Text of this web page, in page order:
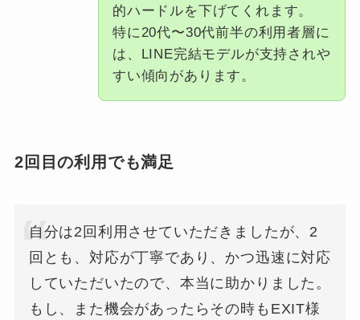
的ハードルを下げてくれます。
特に20代〜30代前半の利用者層に
は、LINE完結モデルが支持されや
すい傾向があります。
2回目の利用でも満足
自分は2回利用させていただきましたが、2
回とも、対応が丁寧であり、かつ迅速に対応
していただいたので、本当に助かりました。
もし、また機会があったらその時もEXIT様